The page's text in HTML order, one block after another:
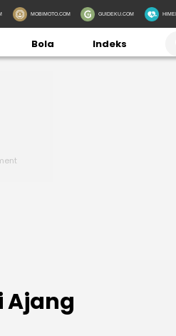
MOBIMOTO.COM GUIDEKU.COM
Bola Indeks
Ajang